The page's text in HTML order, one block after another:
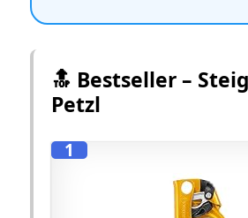
🔝 Bestseller –
Petzl
1